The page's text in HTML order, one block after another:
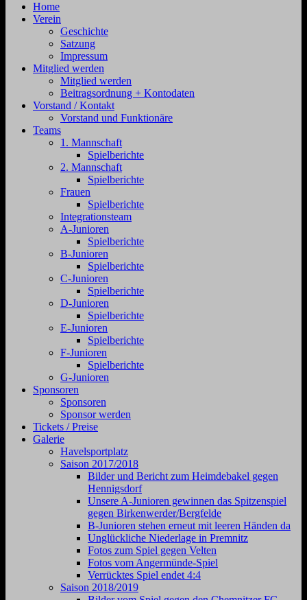
Zehdenick
Jahnstraße
Zehdenick
Home
Verein
Geschichte
Satzung
Impressum
Mitglied werden
Mitglied werden
Beitragsordnung + Kontodaten
Vorstand / Kontakt
Vorstand und Funktionäre
Teams
1. Mannschaft
Spielberichte
2. Mannschaft
Spielberichte
Frauen
Spielberichte
Integrationsteam
A-Junioren
Spielberichte
B-Junioren
Spielberichte
C-Junioren
Spielberichte
D-Junioren
Spielberichte
E-Junioren
Spielberichte
F-Junioren
Spielberichte
G-Junioren
Sponsoren
Sponsoren
Sponsor werden
Tickets / Preise
Galerie
Havelsportplatz
Saison 2017/2018
Bilder und Bericht zum Heimdebakel gegen
Hennigsdorf
Unsere A-Junioren gewinnen das Spitzenspiel
gegen Birkenwerder/Bergfelde
B-Junioren stehen erneut mit leeren Händen da
Unglückliche Niederlage in Premnitz
Fotos zum Spiel gegen Velten
Fotos vom Angermünde-Spiel
Verrücktes Spiel endet 4:4
Saison 2018/2019